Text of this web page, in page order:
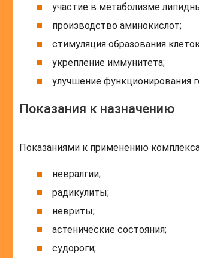
участие в метаболизме
производство аминокислот;
стимуляция образования
укрепление иммунитета;
улучшение функционирования
Показания к назначению
Показаниями к применению
невралгии;
радикулиты;
невриты;
астенические состояния;
судороги;